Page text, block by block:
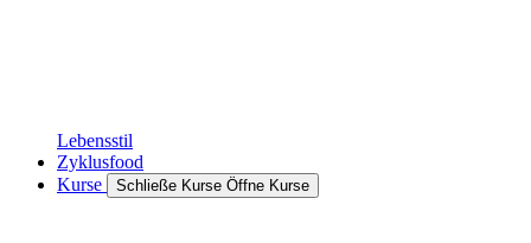
Lebensstil
Zyklusfood
Kurse
Schließe Kurse Öffne Kurse